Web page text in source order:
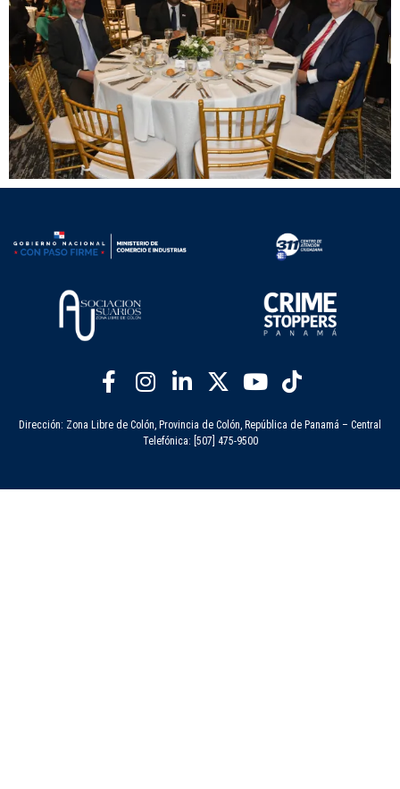
Dirección: Zona Libre de Colón, Provincia de Colón, República de Panamá – Central
Telefónica: [507] 475-9500